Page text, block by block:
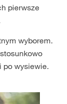
pierwsze
wyborem.
po wysiewie.